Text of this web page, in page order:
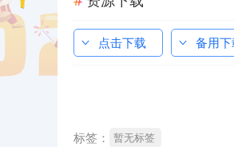
点击下载 备用
标签： 暂无标签